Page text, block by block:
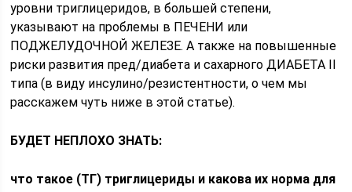
уровни триглицеридов, в большей степени,
указывают на проблемы в ПЕЧЕНИ или
ПОДЖЕЛУДОЧНОЙ ЖЕЛЕЗЕ. А также на повышенные
риски развития пред/диабета и сахарного ДИАБЕТА II
типа (в виду инсулино/резистентности, о чем мы
расскажем чуть ниже в этой статье).
БУДЕТ НЕПЛОХО ЗНАТЬ:
что такое (ТГ) триглицериды и какова их норма для